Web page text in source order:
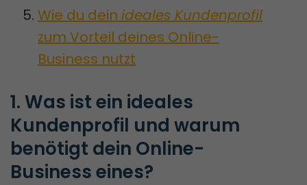
Wie du dein ideales Kundenprofil
zum Vorteil deines Online-
Business nutzt
1. Was ist ein ideales
Kundenprofil und warum
benötigt dein Online-
Business eines?